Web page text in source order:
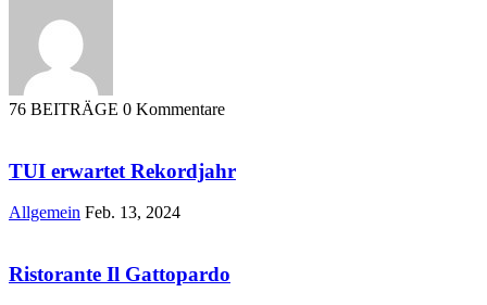
76 BEITRÄGE 0 Kommentare
TUI erwartet Rekordjahr
Allgemein Feb. 13, 2024
Ristorante Il Gattopardo